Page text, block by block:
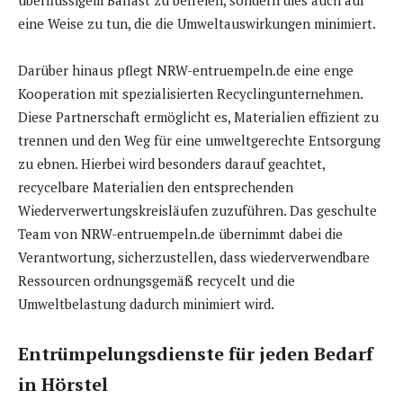
eine Weise zu tun, die die Umweltauswirkungen minimiert.
Darüber hinaus pflegt NRW-entruempeln.de eine enge
Kooperation mit spezialisierten Recyclingunternehmen.
Diese Partnerschaft ermöglicht es, Materialien effizient zu
trennen und den Weg für eine umweltgerechte Entsorgung
zu ebnen. Hierbei wird besonders darauf geachtet,
recycelbare Materialien den entsprechenden
Wiederverwertungskreisläufen zuzuführen. Das geschulte
Team von NRW-entruempeln.de übernimmt dabei die
Verantwortung, sicherzustellen, dass wiederverwendbare
Ressourcen ordnungsgemäß recycelt und die
Umweltbelastung dadurch minimiert wird.
Entrümpelungsdienste für jeden Bedarf
in Hörstel